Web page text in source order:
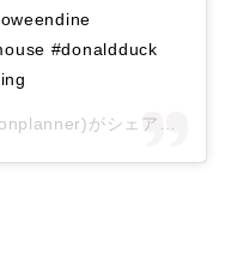
#donaldduck
がシェアした投稿 –